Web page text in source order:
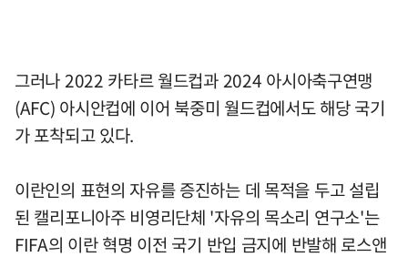
그러나 2022 카타르 월드컵과 2024 아시아축구연맹
(AFC) 아시안컵에 이어 북중미 월드컵에서도 해당 국기
가 포착되고 있다.
이란인의 표현의 자유를 증진하는 데 목적을 두고 설립
된 캘리포니아주 비영리단체 '자유의 목소리 연구소'는
FIFA의 이란 혁명 이전 국기 반입 금지에 반발해 로스앤